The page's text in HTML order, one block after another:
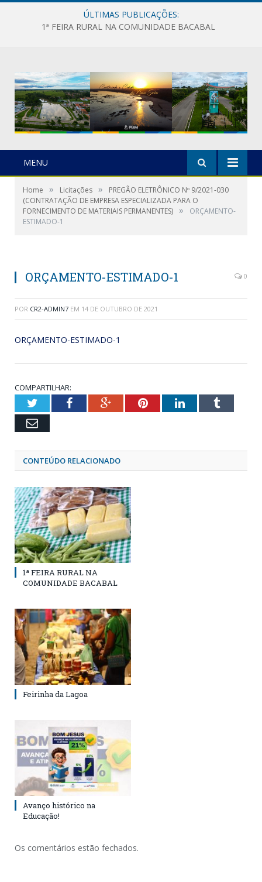
ÚLTIMAS PUBLICAÇÕES:
1ª FEIRA RURAL NA COMUNIDADE BACABAL
MENU
Home » Licitações »
PREGÃO ELETRÔNICO Nº 9/2021-030
(CONTRATAÇÃO DE EMPRESA ESPECIALIZADA PARA O
FORNECIMENTO DE MATERIAIS PERMANENTES) »
ORÇAMENTO-
ESTIMADO-1
ORÇAMENTO-ESTIMADO-1 0
POR CR2-ADMIN7 EM 14 DE OUTUBRO DE 2021
ORÇAMENTO-ESTIMADO-1
COMPARTILHAR:
TwitterFacebookGoogle+PinterestLinkedInTumblr
Email
CONTEÚDO RELACIONADO
1ª FEIRA RURAL NA
COMUNIDADE BACABAL
Feirinha da Lagoa
Avanço histórico na
Educação!
Os comentários estão fechados.